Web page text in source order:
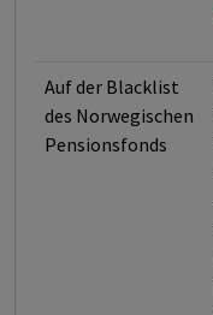
Auf der Blacklist
des Norwegischen
Pensionsfonds